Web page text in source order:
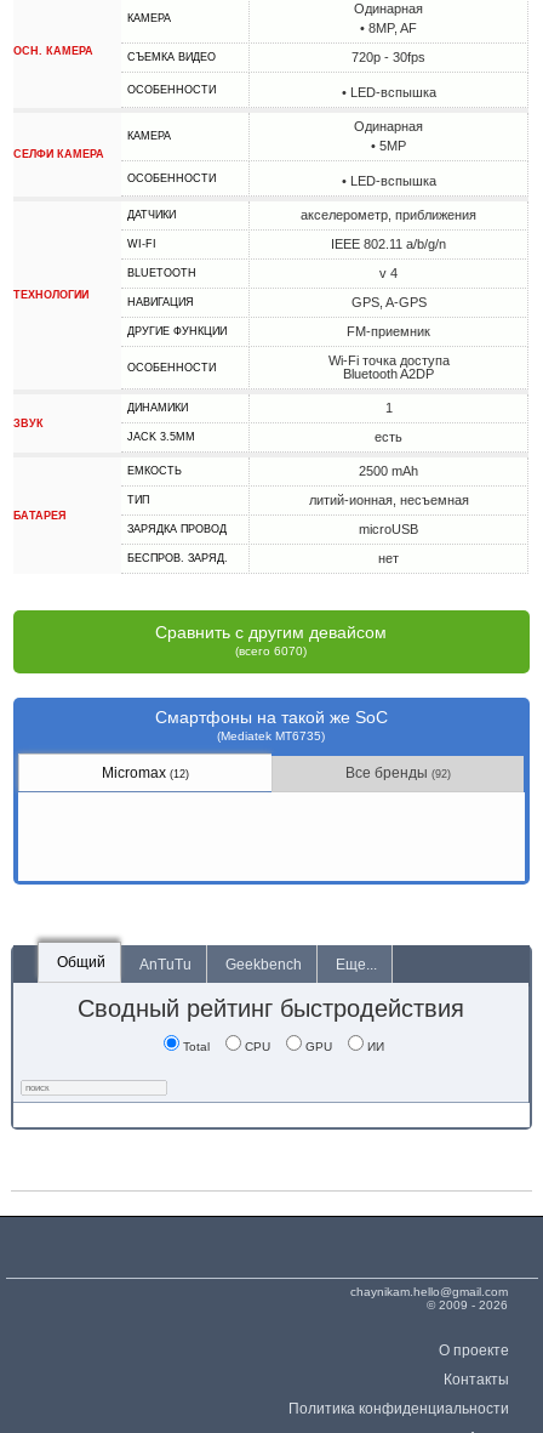
ОСН. КАМЕРА
КАМЕРА
Одинарная
• 8MP, AF
СЪЕМКА ВИДЕО 720p - 30fps
ОСОБЕННОСТИ • LED-вспышка
СЕЛФИ КАМЕРА
КАМЕРА
Одинарная
• 5MP
ОСОБЕННОСТИ • LED-вспышка
ТЕХНОЛОГИИ
ДАТЧИКИ акселерометр, приближения
WI-FI IEEE 802.11 a/b/g/n
BLUETOOTH v 4
НАВИГАЦИЯ GPS, A-GPS
ДРУГИЕ ФУНКЦИИ FM-приемник
ОСОБЕННОСТИ
Wi-Fi точка доступа
Bluetooth A2DP
ЗВУК
ДИНАМИКИ 1
JACK 3.5MM есть
БАТАРЕЯ
ЕМКОСТЬ 2500 mAh
ТИП литий-ионная, несъемная
ЗАРЯДКА ПРОВОД microUSB
БЕСПРОВ. ЗАРЯД. нет
Сравнить с другим девайсом
(всего 6070)
Смартфоны на такой же SoC
(Mediatek MT6735)
Micromax(12) Все бренды(92)
Общий AnTuTu Geekbench Еще...
Сводный рейтинг быстродействия
Total CPU GPU ИИ
chaynikam.hello@gmail.com
© 2009 - 2026
О проекте
Контакты
Политика конфиденциальности